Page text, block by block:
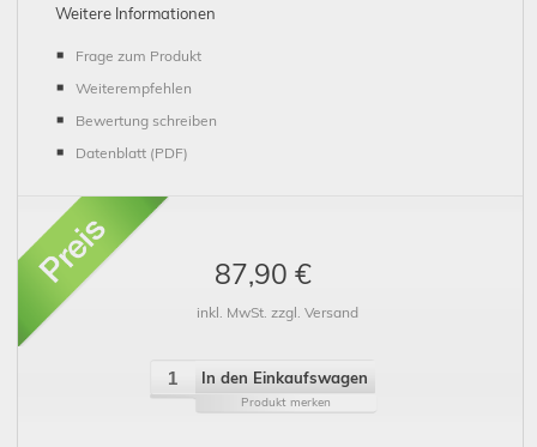
Weitere Informationen
Frage zum Produkt
Weiterempfehlen
Bewertung schreiben
Datenblatt (PDF)
87,90 €
inkl. MwSt. zzgl. Versand
In den Einkaufswagen
Produkt merken